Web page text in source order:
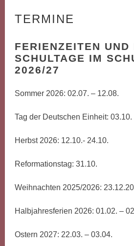
TERMINE
FERIENZEITEN UND
SCHULTAGE IM
2026/27
Sommer 2026: 02.07. – 12.08.
Tag der Deutschen Einheit: 03.10.
Herbst 2026: 12.10.- 24.10.
Reformationstag: 31.10.
Weihnachten 2025/2026:
Halbjahresferien 2026: 01.02. –
Ostern 2027: 22.03. – 03.04.